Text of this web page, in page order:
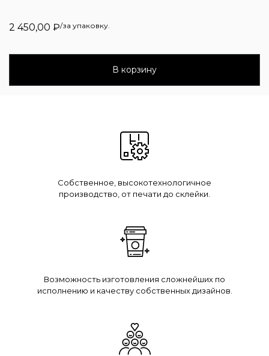
2 450,00 ₽/за упаковку.
В корзину
Собственное, высокотехнологичное
производство, от печати до склейки.
Возможность изготовления сложнейших по
исполнению и качеству собственных дизайнов.